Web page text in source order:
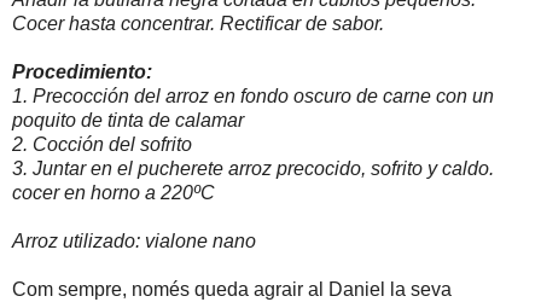
Cocer hasta concentrar. Rectificar de sabor.
Procedimiento:
1. Precocción del arroz en fondo oscuro de carne con un
poquito de tinta de calamar
2. Cocción del sofrito
3. Juntar en el pucherete arroz precocido, sofrito y caldo.
cocer en horno a 220ºC
Arroz utilizado: vialone nano
Com sempre, només queda agrair al Daniel la seva